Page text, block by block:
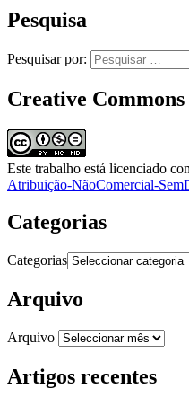
Pesquisa
Pesquisar por:
Creative Commons
Este trabalho está licenciado
Atribuição-NãoComercial-
Categorias
Categorias
Arquivo
Arquivo
Artigos recentes